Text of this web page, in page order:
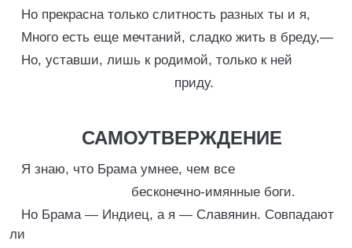
Но прекрасна только слитность разных ты и я,
Много есть еще мечтаний, сладко жить в бреду,—
Но, уставши, лишь к родимой, только к ней
приду.
САМОУТВЕРЖДЕНИЕ
Я знаю, что Брама умнее, чем все
бесконечно-имянные боги.
Но Брама — Индиец, а я — Славянин. Совпадают
ли